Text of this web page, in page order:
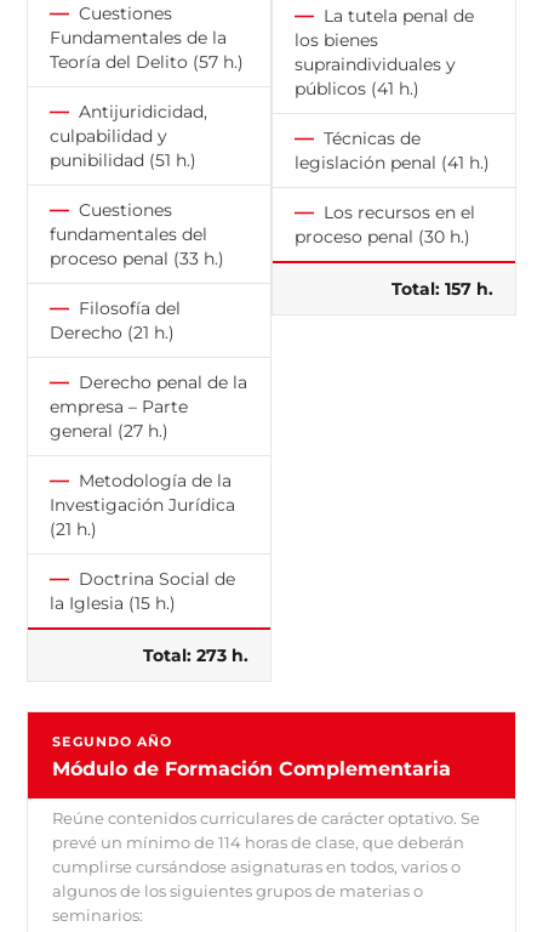
— Cuestiones
Fundamentales de la
Teoría del Delito (57 h.)
— Antijuridicidad,
culpabilidad y
punibilidad (51 h.)
— Cuestiones
fundamentales del
proceso penal (33 h.)
— Filosofía del
Derecho (21 h.)
— Derecho penal de la
empresa – Parte
general (27 h.)
— Metodología de la
Investigación Jurídica
(21 h.)
— Doctrina Social de
la Iglesia (15 h.)
Total: 273 h.
— La tutela penal de
los bienes
supraindividuales y
públicos (41 h.)
— Técnicas de
legislación penal (41 h.)
— Los recursos en el
proceso penal (30 h.)
Total: 157 h.
SEGUNDO AÑO
Módulo de Formación Complementaria
Reúne contenidos curriculares de carácter optativo. Se
prevé un mínimo de 114 horas de clase, que deberán
cumplirse cursándose asignaturas en todos, varios o
algunos de los siguientes grupos de materias o
seminarios: